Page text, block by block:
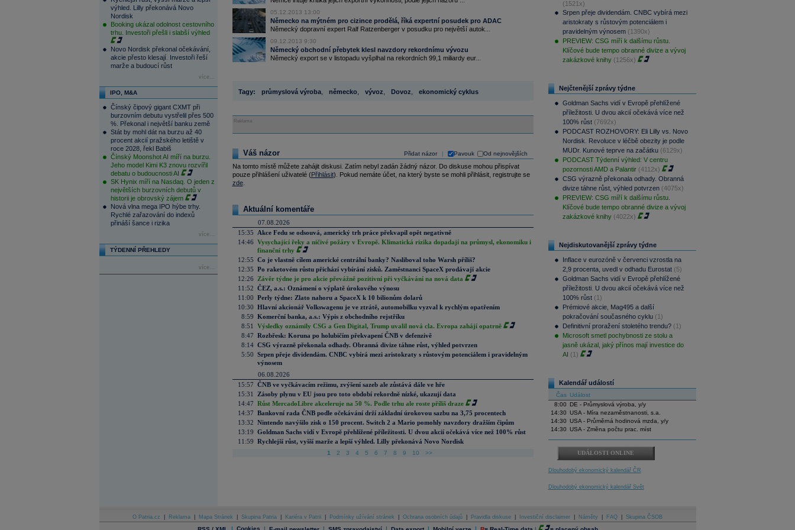
výhled. Lilly překonává Novo
Nordisk
Booking ukázal odolnost cestovního
trhu. Investoři přešli i slabší výhled
Novo Nordisk překonal očekávání,
akcie přesto klesají. Investoři řeší
marže a budoucí růst
více...
IPO, M&A
Čínský čipový gigant CXMT při
burzovním debutu vystřelil přes 500
%. Překonal i největší banku země
Stát by mohl dát na burzu až 40
procent akcií pražského letiště v
roce 2028, řekl Babiš
Čínský Moonshot AI míří na burzu.
Jeho model Kimi K3 znovu rozvířil
debatu o budoucnosti AI
SK Hynix míří na Nasdaq. O jeden z
největších burzovních debutů v
historii je obrovský zájem
Nová vlna mega IPO hýbe trhy.
Rychlé zařazování do indexů
přináší šance i rizika
více...
TÝDENNÍ PŘEHLEDY
více...
05.12.2013 13:00
Německo na mýtném pro cizince prodělá, říká expertní posudek pro ADAC
Německý dopravní expert Ralf Ratzenberger v posudku pro největší autok...
09.12.2013 9:30
Německý obchodní přebytek klesl navzdory rekordnímu vývozu
Německý export se v listopadu vyšplhal na rekordních 99,1 miliardy eur...
Tagy: průmyslová výroba, německo, vývoz Dovoz ekonomický cyklus
Reklama
Přidat názor Pavouk Od nejnovějších
Váš názor
Na tomto místě můžete zahájit diskusi. Zatím nebyl zadán žádný názor. Do diskuse mohou přispívat
pouze přihlášení uživatelé (Přihlásit). Pokud nemáte účet, na který byste se mohli přihlásit, registrujte se
zde.
Aktuální komentáře
07.08.2026
15:35
Akce Fedu se odsouvá, americký trh práce překvapil opět negativně
14:46 Vysychající řeky a ničivé požáry v Evropě. Klimatická rizika dopadají na průmysl, ekonomiku i
finanční trhy
12:55 Co je vlastně cílem americké centrální banky? Nasliboval toho Warsh příliš?
12:35 Po raketovém růstu přichází vybírání zisků. Zaměstnanci SpaceX prodávají akcie
12:26
Závěr týdne je pro akcie převážně pozitivní při vyčkávání na nová data
11:52 ČEZ, a.s.: Oznámení o výplatě úrokového výnosu
11:00 Perly týdne: Zlato nahoru a SpaceX k 10 bilionům dolarů
10:30 Hlavní akcionář Volkswagenu je ve ztrátě, automobilku vyzval k rychlým opatřením
8:59 Komerční banka, a.s.: Výpis z obchodního rejstříku
8:51
Výsledky oznámily CSG a Gen Digital, Trump uvalil nová cla. Evropa zahájí opatrně
8:47 Rozbřesk: Koruna po holubičím překvapení ČNB v defenzivě
8:14 CSG výrazně překonala odhady. Obranná divize táhne růst, výhled potvrzen
5:50 Srpen přeje dividendám. CNBC vybírá mezi aristokraty s růstovým potenciálem i pravidelným
výnosem
06.08.2026
15:57 ČNB ve vyčkávacím režimu, zvýšení sazeb ale zůstává dále ve hře
15:31
Zásoby plynu v EU jsou pro toto období rekordně nízké, ukazují data
14:47 Růst MercadoLibre akceleruje na 50 %. Podle trhu ale roste příliš draze
14:37 Bankovní rada ČNB podle očekávání drží základní úrokovou sazbu na 3,75 procentech
13:32 Nintendo navýšilo zisk o 150 procent. Switch 2 a Mario pomohly navzdory dražším čipům
13:19 Goldman Sachs vidí v Evropě přehlížené příležitosti. U dvou akcií očekává více než 100% růst
11:59 Rychlejší růst, vyšší marže a lepší výhled. Lilly překonává Novo Nordisk
1 2 3 4 5 6 7 8 9 10 >>
(1521x)
Srpen přeje dividendám. CNBC vybírá mezi
aristokraty s růstovým potenciálem i
pravidelným výnosem (1390x)
PREVIEW: CSG míří k dalšímu růstu.
Klíčové bude tempo obranné divize a vývoj
zakázkové knihy (1256x)
Nejčtenější zprávy týdne
Goldman Sachs vidí v Evropě přehlížené
příležitosti. U dvou akcií očekává více než
100% růst (7692x)
PODCAST ROZHOVORY: Eli Lilly vs. Novo
Nordisk. Revoluce v léčbě obezity je podle
MUDr. Kunové teprve na začátku (6129x)
PODCAST Týdenní výhled: V centru
pozornosti AMD a Palantir (4112x)
CSG výrazně překonala odhady. Obranná
divize táhne růst, výhled potvrzen (4075x)
PREVIEW: CSG míří k dalšímu růstu.
Klíčové bude tempo obranné divize a vývoj
zakázkové knihy (4022x)
Nejdiskutovanější zprávy týdne
Inflace v eurozóně v červenci vzrostla na
2,9 procenta, uvedl v odhadu Eurostat (5)
Goldman Sachs vidí v Evropě přehlížené
příležitosti. U dvou akcií očekává více než
100% růst (1)
Prémiové akcie, Mag495 a další
pokračování současného cyklu (1)
Definitivní proražení stoletého trendu? (1)
Microsoft smetl pochybnosti ze stolu a
jasně ukázal, jaký přínos mají investice do
AI (1)
Kalendář událostí
Čas Událost
8:00
DE - Průmyslová výroba, y/y
14:30 USA - Míra nezaměstnanosti, s.a.
14:30 USA - Průměrná hodinová mzda, y/y
14:30 USA - Změna počtu prac. míst
UDÁLOSTI ONLINE
Dlouhodobý ekonomický kalendář ČR
Dlouhodobý ekonomický kalendář Svět
O Patria.cz Reklama Mapa Stránek Skupina Patria Kariéra v Patrii Podmínky užívání stránek Ochrana osobních údajů Pravidla diskuse Investiční disclaimer Náměty FAQ Skupina ČSOB
| Cookies | | | | |